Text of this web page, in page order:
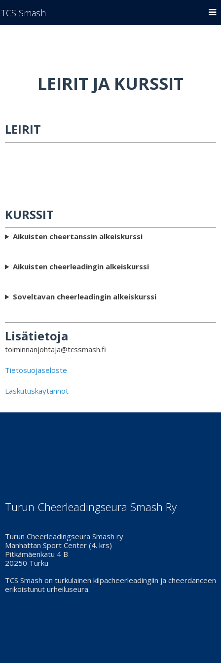
LEIRIT JA KURSSIT
LEIRIT
KURSSIT
Aikuisten cheertanssin alkeiskurssi
Aikuisten cheerleadingin alkeiskurssi
Soveltavan cheerleadingin alkeiskurssi
Lisätietoja
toiminnanjohtaja@tcssmash.fi
Tietosuojaseloste
Laskutuskäytännöt
Turun Cheerleadingseura Smash Ry
Turun Cheerleadingseura Smash ry
Manhattan Sport Center (4. krs)
Pitkämäenkatu 4 B
20250 Turku
TCS Smash on turkulainen kilpacheerleadingiin ja cheerdanceen
erikoistunut urheiluseura.
TCS Smash